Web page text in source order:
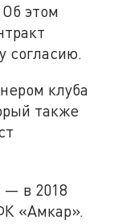
этом
согласию.
клуба
также
— в 2018
«Амкар».